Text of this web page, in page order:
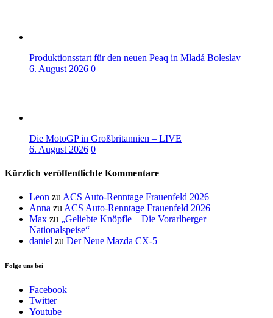
Produktionsstart für den neuen Peaq in Mladá Boleslav
6. August 2026 0
Die MotoGP in Großbritannien – LIVE
6. August 2026 0
Kürzlich veröffentlichte Kommentare
Leon zu ACS Auto-Renntage Frauenfeld 2026
Anna zu ACS Auto-Renntage Frauenfeld 2026
Max zu „Geliebte Knöpfle – Die Vorarlberger
Nationalspeise“
daniel zu Der Neue Mazda CX-5
Folge uns bei
Facebook
Twitter
Youtube